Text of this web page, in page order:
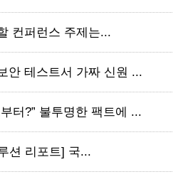
컨퍼런스 주제는...
안 테스트서 가짜 신원 ...
터?” 불투명한 팩트에 ...
션 리포트] 국...